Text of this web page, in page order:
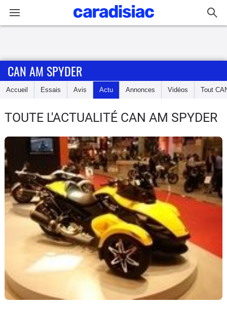
Accueil
Essais
Equipement
Avis
Forum
Scooters
Marques
Services
CAN AM SPYDER
Accueil Essais Avis Actu Annonces Vidéos Tout
TOUTE L'ACTUALITÉ CAN AM SPYDER